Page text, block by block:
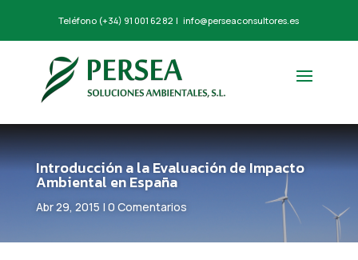
Teléfono (+34) 91 001 62 82 |info@perseaconsultores.es
Introducción a la Evaluación de Impacto
Ambiental en España
Abr 29, 2015 | 0 Comentarios